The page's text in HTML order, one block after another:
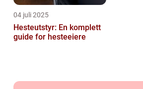
04 juli 2025
Hesteutstyr: En komplett
guide for hesteeiere